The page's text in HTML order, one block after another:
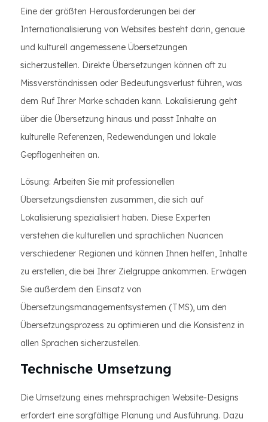
Eine der größten Herausforderungen bei der
Internationalisierung von Websites besteht darin, genaue
und kulturell angemessene Übersetzungen
sicherzustellen. Direkte Übersetzungen können oft zu
Missverständnissen oder Bedeutungsverlust führen, was
dem Ruf Ihrer Marke schaden kann. Lokalisierung geht
über die Übersetzung hinaus und passt Inhalte an
kulturelle Referenzen, Redewendungen und lokale
Gepflogenheiten an.
Lösung: Arbeiten Sie mit professionellen
Übersetzungsdiensten zusammen, die sich auf
Lokalisierung spezialisiert haben. Diese Experten
verstehen die kulturellen und sprachlichen Nuancen
verschiedener Regionen und können Ihnen helfen, Inhalte
zu erstellen, die bei Ihrer Zielgruppe ankommen. Erwägen
Sie außerdem den Einsatz von
Übersetzungsmanagementsystemen (TMS), um den
Übersetzungsprozess zu optimieren und die Konsistenz in
allen Sprachen sicherzustellen.
Technische Umsetzung
Die Umsetzung eines mehrsprachigen Website-Designs
erfordert eine sorgfältige Planung und Ausführung. Dazu